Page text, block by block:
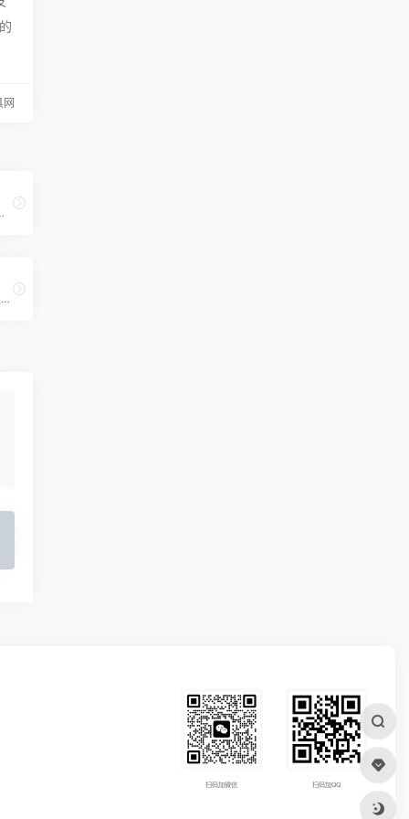
网
打印, 数据透视, 段落设置, 表格图表, 学习wpsoffice软件, 就来wps自习室！
PPT格式转换是一款功能强大的幻灯片格式转换工具，支持将PPT文件转换为图片、HTML及PDF等格式
扫码加微信 扫码加QQ